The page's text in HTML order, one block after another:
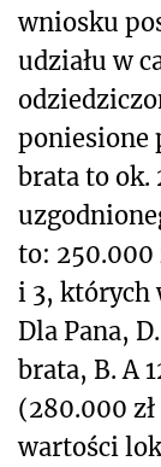
wniosku
udziału w
poniesione
brata to ok.
to: 250.000
i 3, których
Dla Pana,
brata, B. A
(280.000 zł
wartości